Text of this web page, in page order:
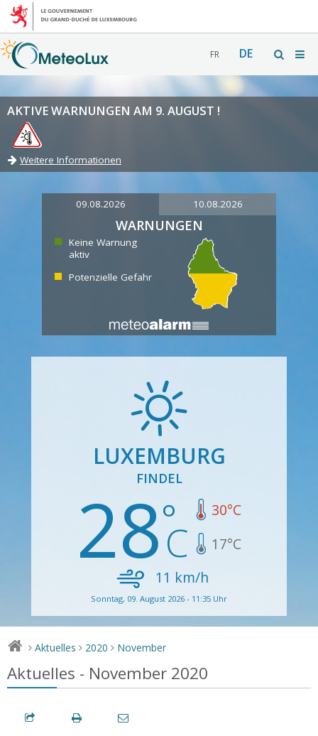
FR DE
AKTIVE WARNUNGEN AM 9. AUGUST !
Weitere Informationen
09.08.2026 10.08.2026
WARNUNGEN
Keine Warnung
aktiv
Potenzielle Gefahr
LUXEMBURG
FINDEL
28 30°C
17°C
11 km/h
Sonntag, 09. August 2026 - 11:35 Uhr
> Aktuelles > 2020 > November
Aktuelles - November 2020